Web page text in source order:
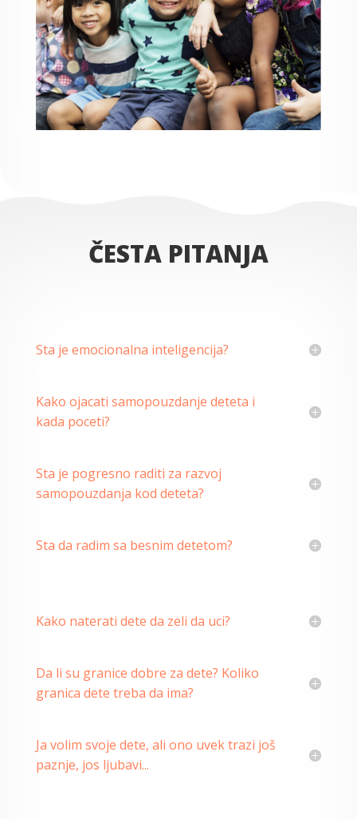
ČESTA PITANJA
Sta je emocionalna inteligencija?
Kako ojacati samopouzdanje deteta i
kada poceti?
Sta je pogresno raditi za razvoj
samopouzdanja kod deteta?
Sta da radim sa besnim detetom?
Kako naterati dete da zeli da uci?
Da li su granice dobre za dete? Koliko
granica dete treba da ima?
Ja volim svoje dete, ali ono uvek trazi još
paznje, jos ljubavi...